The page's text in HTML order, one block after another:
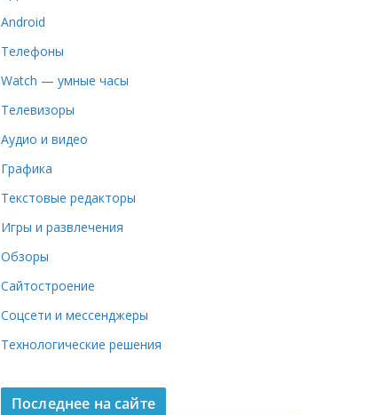
Android
Телефоны
Watch — умные часы
Телевизоры
Аудио и видео
Графика
Текстовые редакторы
Игры и развлечения
Обзоры
Сайтостроение
Соцсети и мессенджеры
Технологические решения
Последнее на сайте